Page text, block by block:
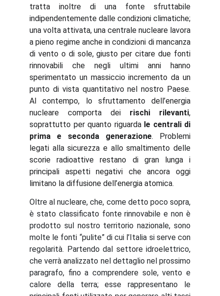
tratta inoltre di una fonte sfruttabile
indipendentemente dalle condizioni climatiche;
una volta attivata, una centrale nucleare lavora
a pieno regime anche in condizioni di mancanza
di vento o di sole, giusto per citare due fonti
rinnovabili che negli ultimi anni hanno
sperimentato un massiccio incremento da un
punto di vista quantitativo nel nostro Paese.
Al contempo, lo sfruttamento dell’energia
nucleare comporta dei rischi rilevanti,
soprattutto per quanto riguarda le centrali di
prima e seconda generazione. Problemi
legati alla sicurezza e allo smaltimento delle
scorie radioattive restano di gran lunga i
principali aspetti negativi che ancora oggi
limitano la diffusione dell’energia atomica.
Oltre al nucleare, che, come detto poco sopra,
è stato classificato fonte rinnovabile e non è
prodotto sul nostro territorio nazionale, sono
molte le fonti “pulite” di cui l’Italia si serve con
regolarità. Partendo dal settore idroelettrico,
che verrà analizzato nel dettaglio nel prossimo
paragrafo, fino a comprendere sole, vento e
calore della terra; esse rappresentano le